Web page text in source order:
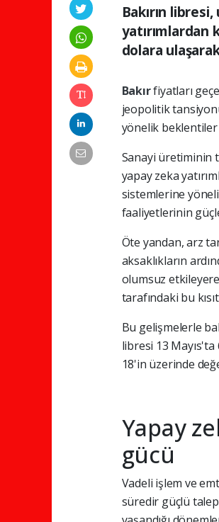
Bakırın
dolara
Bakırfiyatları
jeopolitik
yönelik
Sanayi üretiminin
yapay zeka
sistemlerine
faaliyetlerinin
Öte yandan, arz
aksaklıkların
olumsuz
tarafındaki bu
Bu gelişmelerle
libresi 13 Mayıs'ta
18'in üzerinde
Yapay
gücü
Vadeli işlem ve
süredir güçlü